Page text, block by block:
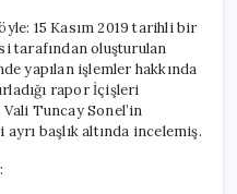
15 Kasım 2019 tarihli bir
tarafından oluşturulan
yapılan işlemler hakkında
rapor İçişleri
Vali Tuncay Sonel’in
başlık altında incelemiş.